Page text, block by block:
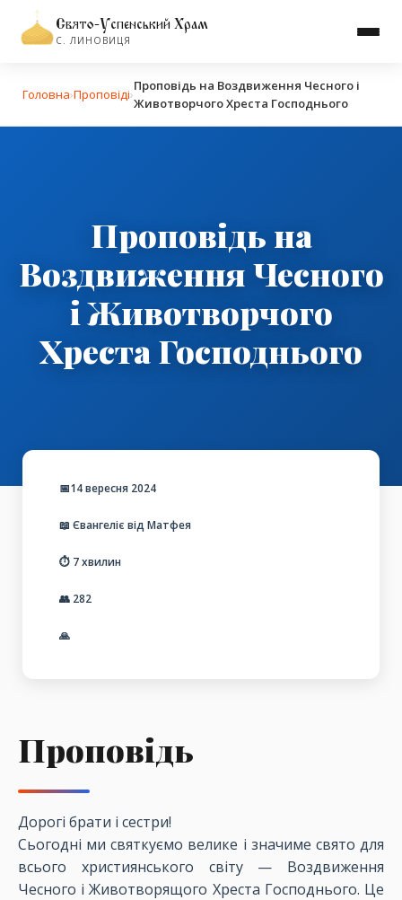
Свято-Успенський Храм
С. ЛИНОВИЦЯ
Головна›Проповіді›
Проповідь на Воздвиження Чесного і
Животворчого Хреста Господнього
Проповідь на
Воздвиження Чесного
і Животворчого
Хреста Господнього
📅14 вересня 2024
📖 Євангеліє від Матфея
⏱️ 7 хвилин
👥 282
🙏
Проповідь
Дорогі брати і сестри!
Сьогодні ми святкуємо велике і значиме свято для
всього християнського світу — Воздвиження
Чесного і Животворящого Хреста Господнього. Це